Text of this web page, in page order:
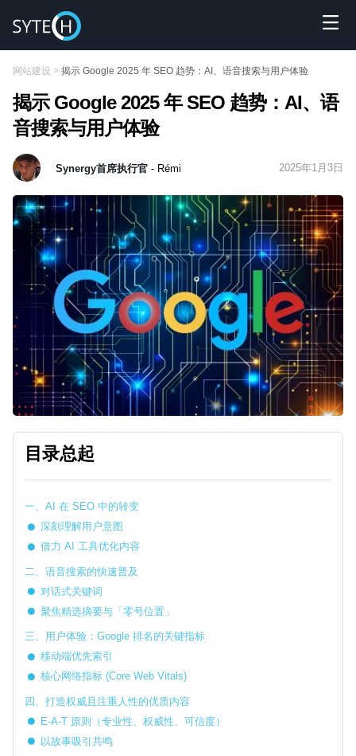
网站建设 > 揭示 Google 2025 年 SEO 趋势：AI、语音搜索与用户体验
揭示 Google 2025 年 SEO 趋势：AI、语
音搜索与用户体验
Synergy首席执行官 - Rémi 2025年1月3日
目录总起
一、AI 在 SEO 中的转变
深刻理解用户意图
借力 AI 工具优化内容
二、语音搜索的快速普及
对话式关键词
聚焦精选摘要与「零号位置」
三、用户体验：Google 排名的关键指标
移动端优先索引
核心网络指标 (Core Web Vitals)
四、打造权威且注重人性的优质内容
E-A-T 原则（专业性、权威性、可信度）
以故事吸引共鸣